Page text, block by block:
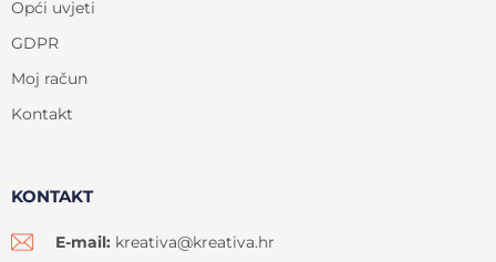
Opći uvjeti
GDPR
Moj račun
Kontakt
KONTAKT
E-mail: kreativa@kreativa.hr